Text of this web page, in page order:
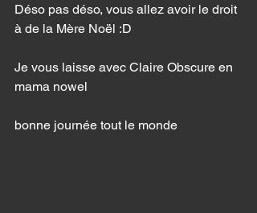
Déso pas déso, vous allez avoir le droit
à de la Mère Noël :D
Je vous laisse avec Claire Obscure en
mama nowel
bonne journée tout le monde